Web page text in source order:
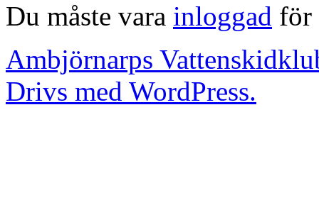
Du måste vara inloggad för
Ambjörnarps
Drivs med WordPress.